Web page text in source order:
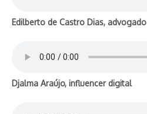
Edilberto de Castro Dias, advogado
Djalma Araújo, influencer digital